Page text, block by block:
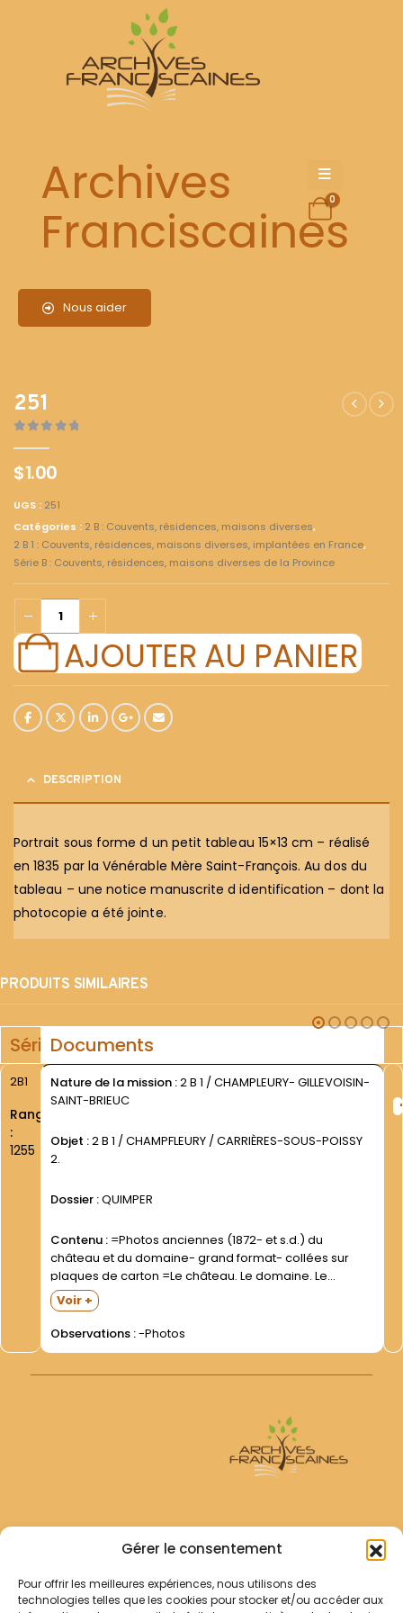
Gérer le consentement
Pour offrir les meilleures expériences, nous utilisons des
technologies telles que les cookies pour stocker et/ou accéder aux
Archives
Franciscaines
Nous aider
0
251
$1.00
UGS : 251
Catégories : 2 B : Couvents, résidences, maisons diverses,
2 B 1 : Couvents, résidences, maisons diverses, implantées en France,
Série B : Couvents, résidences, maisons diverses de la Province
AJOUTER AU PANIER
DESCRIPTION
Portrait sous forme d un petit tableau 15×13 cm – réalisé
en 1835 par la Vénérable Mère Saint-François. Au dos du
tableau – une notice manuscrite d identification – dont la
photocopie a été jointe.
PRODUITS SIMILAIRES
SérieDocuments
2B1
Rang
:
1255
Nature de la mission :2 B 1 / CHAMPLEURY- GILLEVOISIN-
SAINT-BRIEUC
Objet :2 B 1 / CHAMPFLEURY / CARRIÈRES-SOUS-POISSY
2.
Dossier :QUIMPER
Contenu :=Photos anciennes (1872- et s.d.) du
château et du domaine- grand format- collées sur
plaques de carton =Le château. Le domaine. Le
paysage alentour =L intérieur de la chapelle
=Ordination (1941- 1943- 1950- 1954- 1955) =Groupes
divers =Photos individuelles de...
Voir +
Observations :-Photos
Archives Franciscaines
RECHERCHER